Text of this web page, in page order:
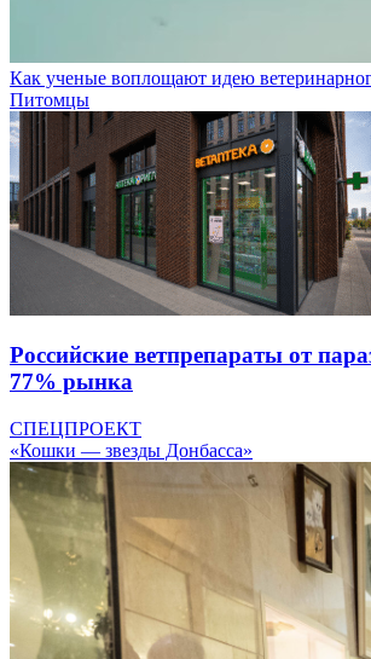
Как ученые воплощают идею
Питомцы
Российские ветпрепараты от
77% рынка
СПЕЦПРОЕКТ
«Кошки — звезды Донбасса»